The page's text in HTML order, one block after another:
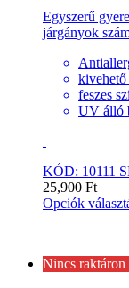
Egyszerű
járgányok
kivehető
feszes
UV álló
KÓD: 10111
25,900 Ft
Opciók
Nincs raktáron